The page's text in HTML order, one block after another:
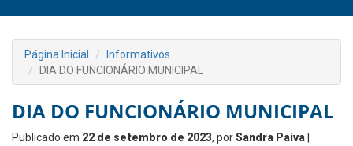
Página Inicial
Informativos
DIA DO FUNCIONÁRIO MUNICIPAL
DIA DO FUNCIONÁRIO MUNICIPAL
Publicado em 22 de setembro de 2023, porSandra Paiva